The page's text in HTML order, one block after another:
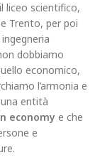
liceo scientifico,
Trento, per poi
dobbiamo
economico,
l’armonia e
entità
economy e che
e